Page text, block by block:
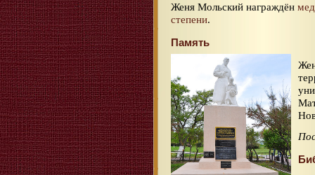
Женя Мольский награждён
степени.
Память